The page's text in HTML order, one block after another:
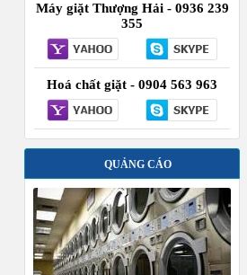
Máy giặt Thượng Hải - 0936 239
355
Hoá chất giặt - 0904 563 963
QUẢNG CÁO